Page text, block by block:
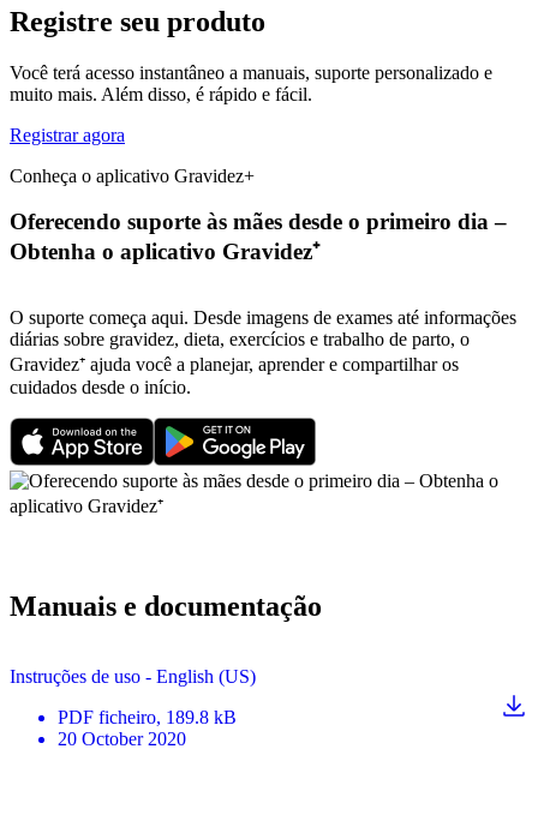
Registre seu produto
Você terá acesso instantâneo a manuais, suporte personalizado e
muito mais. Além disso, é rápido e fácil.
Registrar agora
Conheça o aplicativo Gravidez+
Oferecendo suporte às mães desde o primeiro dia –
Obtenha o aplicativo Gravidez⁺
O suporte começa aqui. Desde imagens de exames até informações
diárias sobre gravidez, dieta, exercícios e trabalho de parto, o
Gravidez⁺ ajuda você a planejar, aprender e compartilhar os
cuidados desde o início.
Manuais e documentação
Instruções de uso - English (US)
PDF ficheiro, 189.8 kB
20 October 2020